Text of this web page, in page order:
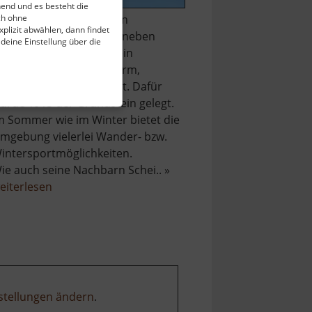
und es besteht die
ohne
abwählen, dann findet
Einstellung über die
dem 898 Meter hohen
befindet sich neben
Restaurant auch ein
Aussichtsturm,
27 Meter hoch ist. Dafür
1913 der Grundstein gelegt.
Sommer wie im Winter bietet die
vielerlei Wander- bzw.
auch seine Nachbarn Schei.. »
über
ändern.